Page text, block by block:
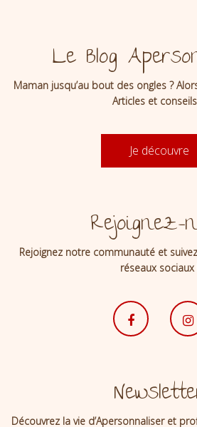
Le Blog
Maman jusqu’au bout des ongles ?
Articles et
Je découvre
Rejoignez-
Rejoignez notre communauté et
réseaux sociaux
Découvrez la vie d’Apersonnaliser et